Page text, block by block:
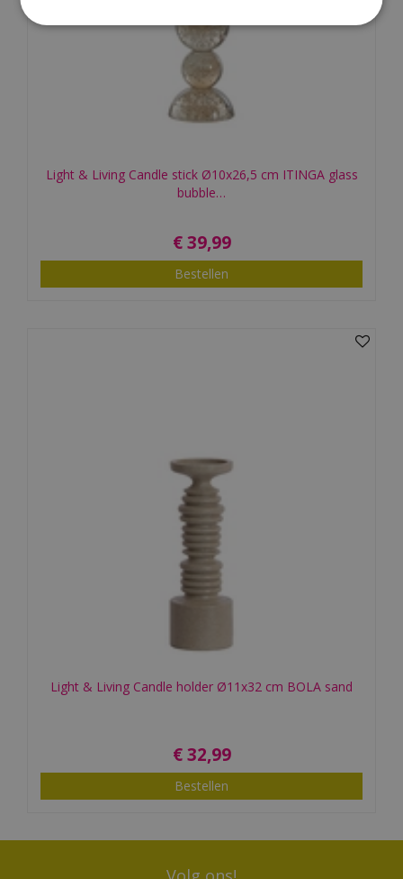
Light & Living Candle stick Ø10x26,5 cm ITINGA glass
bubble…
€ 39,99
Bestellen
Light & Living Candle holder Ø11x32 cm BOLA sand
€ 32,99
Bestellen